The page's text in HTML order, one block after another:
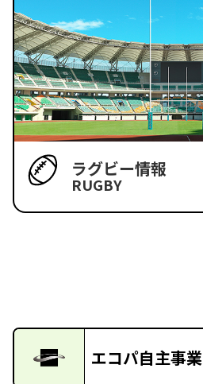
ラグビー情報
RUGBY
エコパ自主事業